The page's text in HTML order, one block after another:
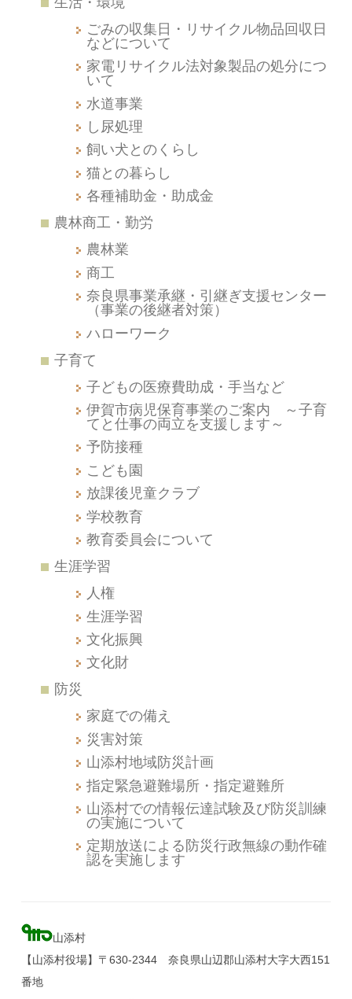
ごみの収集日・リサイクル物品回収日
などについて
家電リサイクル法対象製品の処分につ
いて
水道事業
し尿処理
飼い犬とのくらし
猫との暮らし
各種補助金・助成金
農林商工・勤労
農林業
商工
奈良県事業承継・引継ぎ支援センター
（事業の後継者対策）
ハローワーク
子育て
子どもの医療費助成・手当など
伊賀市病児保育事業のご案内 ～子育
てと仕事の両立を支援します～
予防接種
こども園
放課後児童クラブ
学校教育
教育委員会について
生涯学習
人権
生涯学習
文化振興
文化財
防災
家庭での備え
災害対策
山添村地域防災計画
指定緊急避難場所・指定避難所
山添村での情報伝達試験及び防災訓練
の実施について
定期放送による防災行政無線の動作確
認を実施します
山添村
【山添村役場】〒630-2344 奈良県山辺郡山添村大字大西151
番地